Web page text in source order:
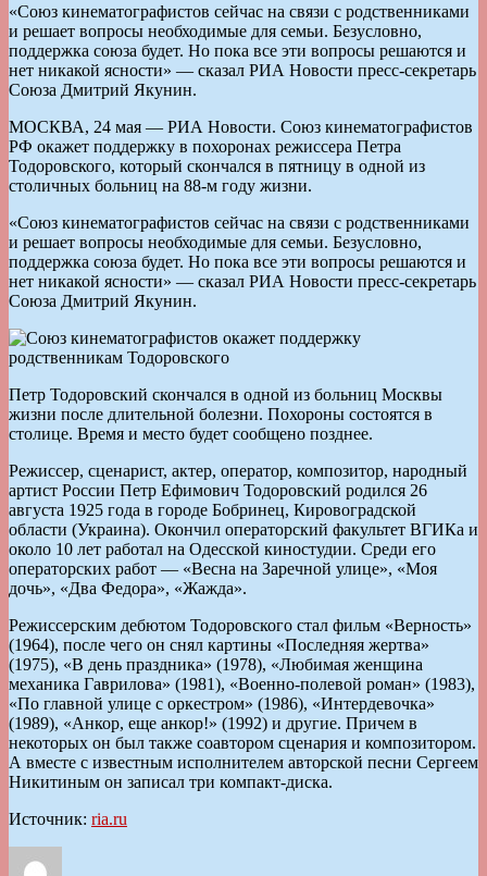
«Союз кинематографистов сейчас на связи с родственниками
и решает вопросы необходимые для семьи. Безусловно,
поддержка союза будет. Но пока все эти вопросы решаются и
нет никакой ясности» — сказал РИА Новости пресс-секретарь
Союза Дмитрий Якунин.
МОСКВА, 24 мая — РИА Новости. Союз кинематографистов
РФ окажет поддержку в похоронах режиссера Петра
Тодоровского, который скончался в пятницу в одной из
столичных больниц на 88-м году жизни.
«Союз кинематографистов сейчас на связи с родственниками
и решает вопросы необходимые для семьи. Безусловно,
поддержка союза будет. Но пока все эти вопросы решаются и
нет никакой ясности» — сказал РИА Новости пресс-секретарь
Союза Дмитрий Якунин.
Петр Тодоровский скончался в одной из больниц Москвы
жизни после длительной болезни. Похороны состоятся в
столице. Время и место будет сообщено позднее.
Режиссер, сценарист, актер, оператор, композитор, народный
артист России Петр Ефимович Тодоровский родился 26
августа 1925 года в городе Бобринец, Кировоградской
области (Украина). Окончил операторский факультет ВГИКа и
около 10 лет работал на Одесской киностудии. Среди его
операторских работ — «Весна на Заречной улице», «Моя
дочь», «Два Федора», «Жажда».
Режиссерским дебютом Тодоровского стал фильм «Верность»
(1964), после чего он снял картины «Последняя жертва»
(1975), «В день праздника» (1978), «Любимая женщина
механика Гаврилова» (1981), «Военно-полевой роман» (1983),
«По главной улице с оркестром» (1986), «Интердевочка»
(1989), «Анкор, еще анкор!» (1992) и другие. Причем в
некоторых он был также соавтором сценария и композитором.
А вместе с известным исполнителем авторской песни Сергеем
Никитиным он записал три компакт-диска.
Источник: ria.ru